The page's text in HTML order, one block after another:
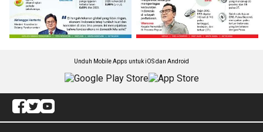
Unduh Mobile Apps untuk iOS dan Android